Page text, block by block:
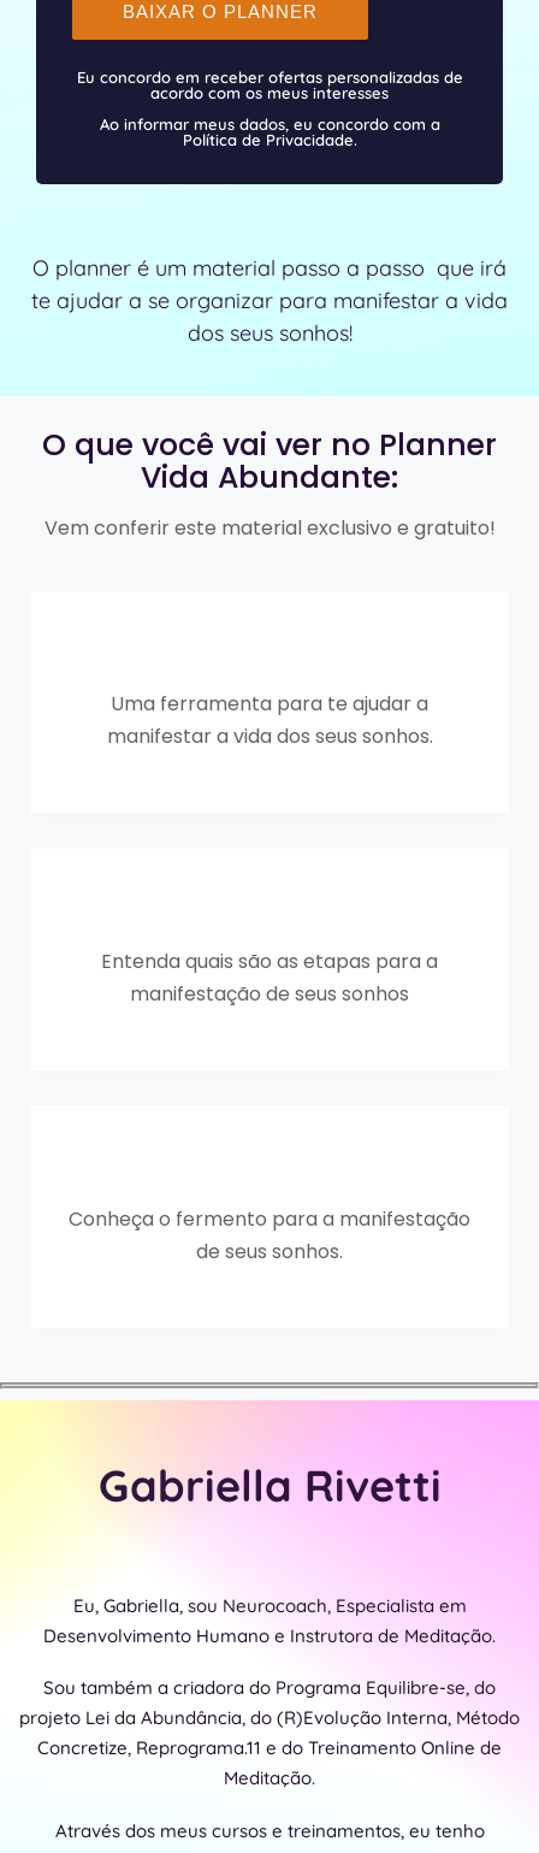
BAIXAR O PLANNER
Eu concordo em receber ofertas personalizadas de
acordo com os meus interesses
Ao informar meus dados, eu concordo com a
Política de Privacidade.
O planner é um material passo a passo que irá
te ajudar a se organizar para manifestar a vida
dos seus sonhos!
O que você vai ver no Planner
Vida Abundante:
Vem conferir este material exclusivo e gratuito!
Uma ferramenta para te ajudar a
manifestar a vida dos seus sonhos.
Entenda quais são as etapas para a
manifestação de seus sonhos
Conheça o fermento para a manifestação
de seus sonhos.
Gabriella Rivetti
Eu, Gabriella, sou Neurocoach, Especialista em
Desenvolvimento Humano e Instrutora de Meditação.
Sou também a criadora do Programa Equilibre-se, do
projeto Lei da Abundância, do (R)Evolução Interna, Método
Concretize, Reprograma.11 e do Treinamento Online de
Meditação.
Através dos meus cursos e treinamentos, eu tenho